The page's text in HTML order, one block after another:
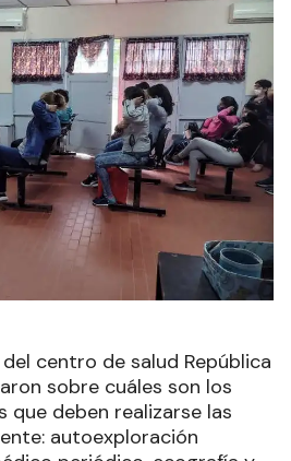
centro de salud República
sobre cuáles son los
deben realizarse las
autoexploración